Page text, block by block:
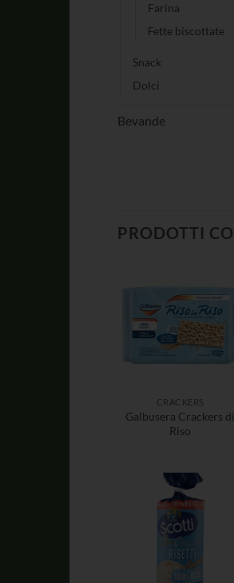
Farina
Fette biscottate
Snack
Dolci
Bevande
PRODOTTI
CRACKERS
Galbusera Crackers di
Riso